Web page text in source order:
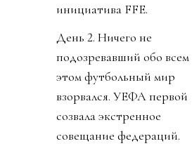
инициатива FFE.
День 2. Ничего не
подозревавший обо всем
этом футбольный мир
взорвался. УЕФА первой
созвала экстренное
совещание федераций.